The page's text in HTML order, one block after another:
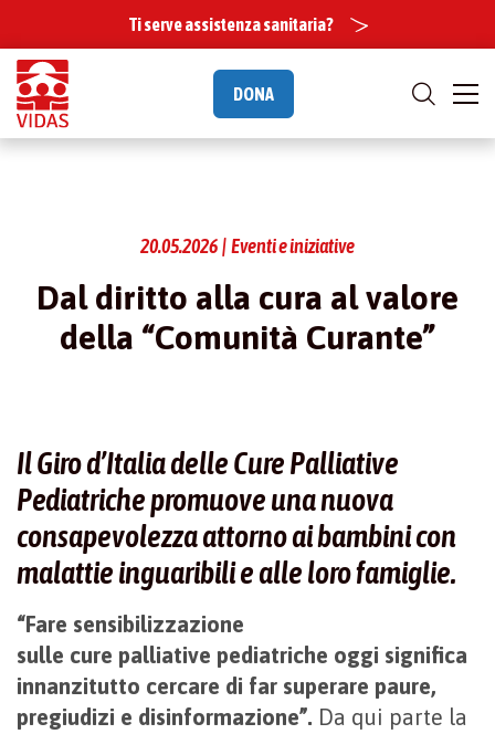
Ti serve assistenza sanitaria?
DONA
20.05.2026 | Eventi e iniziative
Dal diritto alla cura al valore
della “Comunità Curante”
Il Giro d’Italia delle Cure Palliative
Pediatriche promuove una nuova
consapevolezza attorno ai bambini con
malattie inguaribili e alle loro famiglie.
“Fare sensibilizzazione
sulle cure palliative pediatriche oggi significa
innanzitutto cercare di far superare paure,
pregiudizi e disinformazione”. Da qui parte la